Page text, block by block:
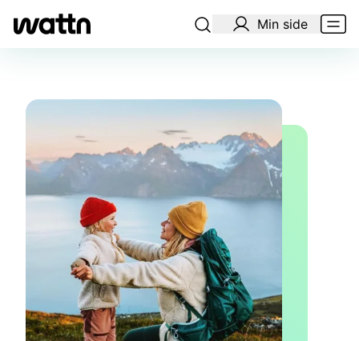
Min side